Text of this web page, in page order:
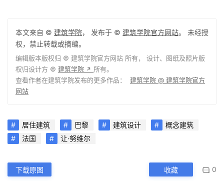
本文来自 © 建筑学院， 发布于 © 建筑学院官方网站。 未经授
权，禁止转载或摘编。
编辑版本版权归 © 建筑学院官方网站 所有， 设计、图纸及照片版
权归设计方 © 建筑学院 ↗ 所有。
查看作者在建筑学院发布的更多作品： 建筑学院 @ 建筑学院官方
网站
居住建筑 巴黎 建筑设计
概念建筑
法国
让·努维尔
下载原图 收藏 0